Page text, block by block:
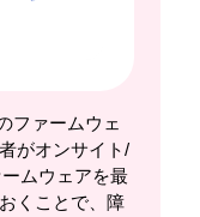
ファームウェ
がオンサイト/
ムウェアを最
くことで、障